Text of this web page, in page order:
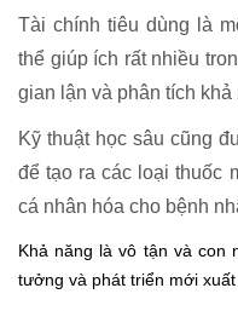
Tài chính tiêu dùng là
thể giúp ích rất nhiều
gian lận và phân tích
Kỹ thuật học sâu cũng
để tạo ra các loại thuốc
cá nhân hóa cho bệnh
Khả năng là vô tận và con
tưởng và phát triển mới